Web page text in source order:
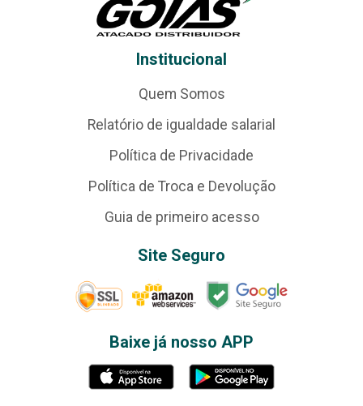
Institucional
Quem Somos
Relatório de igualdade salarial
Política de Privacidade
Política de Troca e Devolução
Guia de primeiro acesso
Site Seguro
Baixe já nosso APP